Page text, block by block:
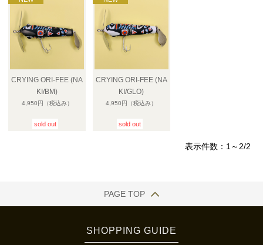
CRYING ORI-FEE (NA
KI/BM)
4,950円 （税込み）
sold out
CRYING ORI-FEE (NA
KI/GLO)
4,950円 （税込み）
sold out
表示件数：1～2/2
PAGE TOP
SHOPPING GUIDE